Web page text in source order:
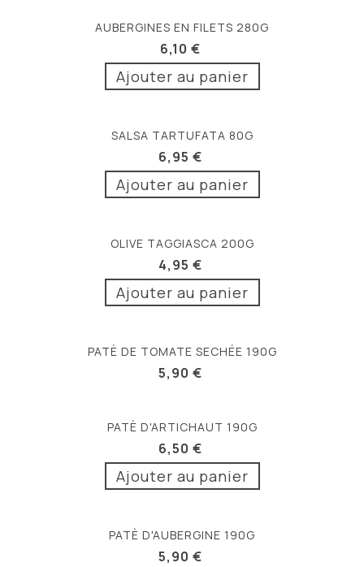
AUBERGINES EN FILETS 280G
6,10 €
Ajouter au panier
SALSA TARTUFATA 80G
6,95 €
Ajouter au panier
OLIVE TAGGIASCA 200G
4,95 €
Ajouter au panier
PATÈ DE TOMATE SECHÉE 190G
5,90 €
PATÈ D'ARTICHAUT 190G
6,50 €
Ajouter au panier
PATÈ D'AUBERGINE 190G
5,90 €